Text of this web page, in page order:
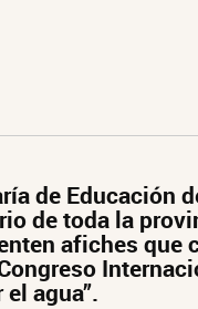
de Educación
de toda la
afiches que
agua”.